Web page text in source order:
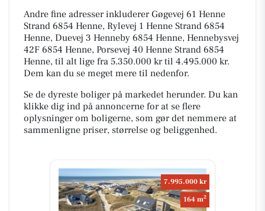
Andre fine adresser inkluderer Gøgevej 61 Henne
Strand 6854 Henne, Rylevej 1 Henne Strand 6854
Henne, Duevej 3 Henneby 6854 Henne, Hennebysvej
42F 6854 Henne, Porsevej 40 Henne Strand 6854
Henne, til alt lige fra 5.350.000 kr til 4.495.000 kr.
Dem kan du se meget mere til nedenfor.
Se de dyreste boliger på markedet herunder. Du kan
klikke dig ind på annoncerne for at se flere
oplysninger om boligerne, som gør det nemmere at
sammenligne priser, størrelse og beliggenhed.
7.995.000 kr
164 m2